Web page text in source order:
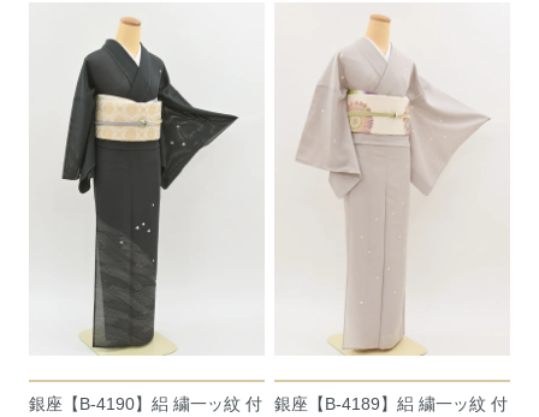
銀座【B-4190】絽 繍一ッ紋 付
銀座【B-4189】絽 繍一ッ紋 付